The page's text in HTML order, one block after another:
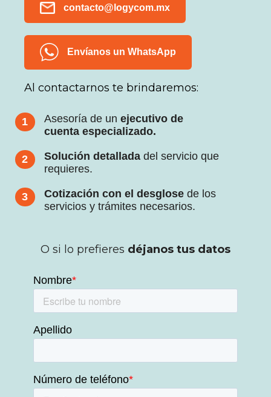
contacto@logycom.mx
Envíanos un WhatsApp
Al contactarnos te brindaremos:
1 Asesoría de un ejecutivo de
cuenta especializado.
2 Solución detalladadel servicio que
requieres.
3 Cotización con el desglosede los
servicios y trámites necesarios.
O si lo prefieres déjanos tus datos